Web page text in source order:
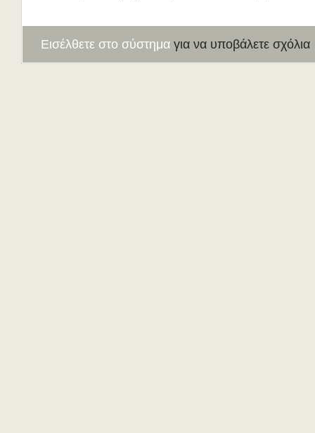
Εισέλθετε στο σύστημα για να υποβάλετε σχόλια